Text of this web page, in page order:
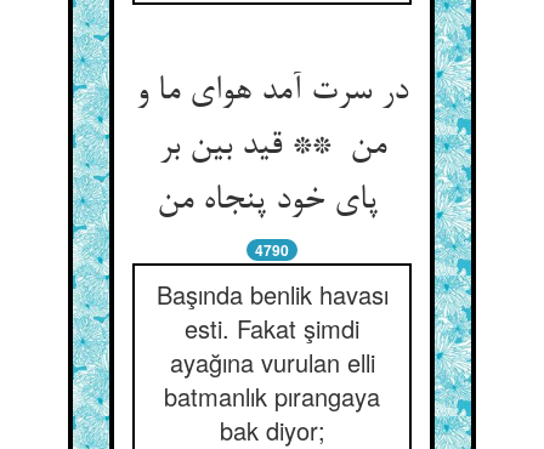
در سرت آمد هوای ما و
من ** قید بین بر
4790
Başında benlik havası
esti. Fakat şimdi
ayağına vurulan elli
batmanlık pırangaya
bak diyor;